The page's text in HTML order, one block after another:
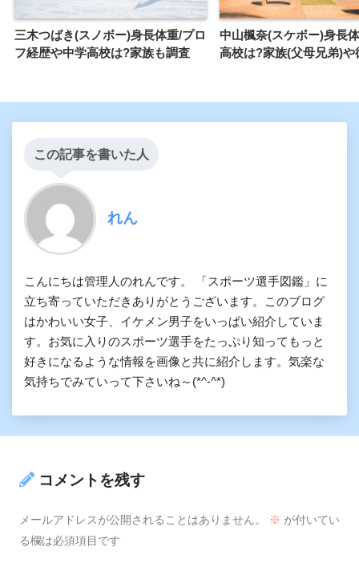
三木つばき(スノボー)身長体重/プロ
フ経歴や中学高校は?家族も調査
中山楓奈(スケボー)身長
高校は?家族(父母兄弟)や
この記事を書いた人
れん
こんにちは管理人のれんです。 「スポーツ選手図鑑」に
立ち寄っていただきありがとうございます。このブログ
はかわいい女子、イケメン男子をいっぱい紹介していま
す。お気に入りのスポーツ選手をたっぷり知ってもっと
好きになるような情報を画像と共に紹介します。気楽な
気持ちでみていって下さいね～(*^-^*)
コメントを残す
メールアドレスが公開されることはありません。 ※ が付いてい
る欄は必須項目です